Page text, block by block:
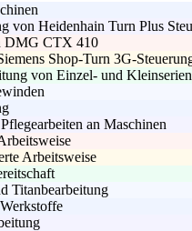
von Heidenhain Turn Plus
DMG CTX 410
Shop-Turn 3G-
von Einzel- und
an Maschinen
Arbeitsweise
Titanbearbeitung